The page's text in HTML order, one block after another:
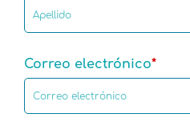
Correo electrónico